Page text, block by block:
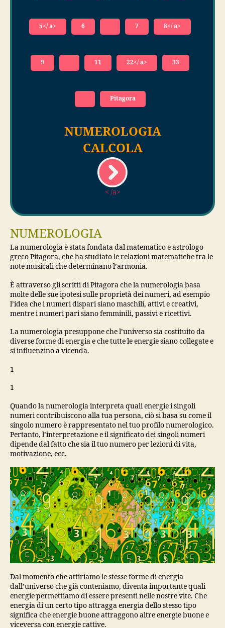
5</ a> 6 7 8</ a>
9 11 22</ a> 33
Pitagora
NUMEROLOGIA
CALCOLA
< /a>
NUMEROLOGIA
La numerologia è stata fondata dal matematico e astrologo
greco Pitagora, che ha studiato le relazioni matematiche tra le
note musicali che determinano l’armonia.
È attraverso gli scritti di Pitagora che la numerologia basa
molte delle sue ipotesi sulle proprietà dei numeri, ad esempio
l’idea che i numeri dispari siano maschili, attivi e creativi,
mentre i numeri pari siano femminili, passivi e ricettivi.
La numerologia presuppone che l’universo sia costituito da
diverse forme di energia e che tutte le energie siano collegate e
si influenzino a vicenda.
1
1
Quando la numerologia interpreta quali energie i singoli
numeri contribuiscono alla tua persona, ciò si basa su come il
singolo numero è rappresentato nel tuo profilo numerologico.
Pertanto, l’interpretazione e il significato dei singoli numeri
dipende dal fatto che sia il tuo numero per lezioni di vita,
motivazione, ecc.
Dal momento che attiriamo le stesse forme di energia
dall’universo che già conteniamo, diventa importante quali
energie permettiamo di essere presenti nelle nostre vite. Che
energia di un certo tipo attragga energia dello stesso tipo
significa che energie buone attraggono altre energie buone e
viceversa con energie cattive.